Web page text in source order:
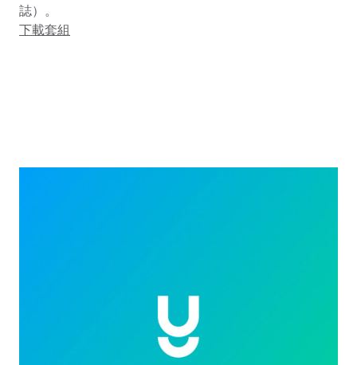
誌）。
下載套組